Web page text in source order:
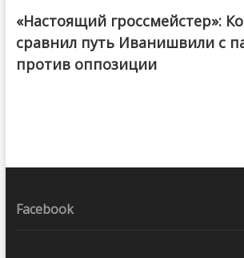
@ქართული ოცნება / Georgian Dream
«Настоящий гроссмейстер»:
сравнил путь Иванишвили с
против оппозиции
Facebook